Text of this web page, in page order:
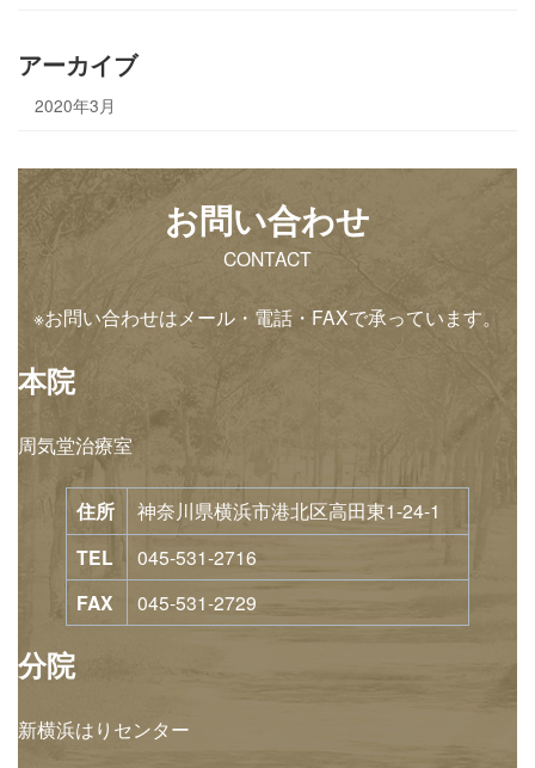
アーカイブ
2020年3月
お問い合わせ
CONTACT
※お問い合わせはメール・電話・FAXで承っています。
本院
周気堂治療室
住所 神奈川県横浜市港北区高田東1-24-1
TEL 045-531-2716
FAX 045-531-2729
分院
新横浜はりセンター